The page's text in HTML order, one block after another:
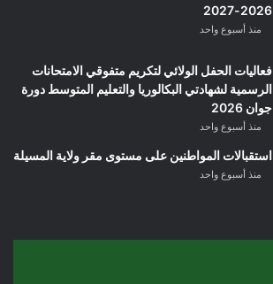
2026-2027
منذ أسبوع واحد
فعاليات الحفل الولائي لتكريم متفوقي الامتحانات
الرسمية لشهادتي البكالوريا والتعليم المتوسط دورة
جوان 2026
منذ أسبوع واحد
استقبالات المواطنين على مستوى مقر ولاية المسيلة
منذ أسبوع واحد